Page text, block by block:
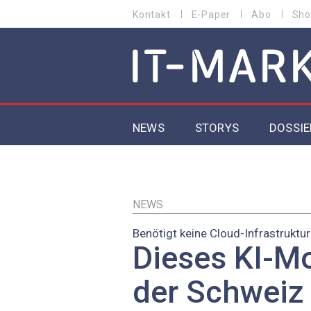
zum
MENU
Kontakt E-Paper Abo
MAIN NAVIGATION
NEWS STORYS
EU-
NEWS
Benötigt keine Cloud-Infrastruktur
Dieses KI-
der